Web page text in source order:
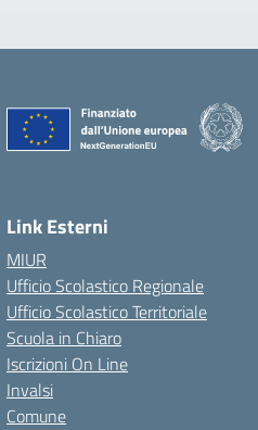
Link Esterni
MIUR
Ufficio Scolastico Regionale
Ufficio Scolastico Territoriale
Scuola in Chiaro
Iscrizioni On Line
Invalsi
Comune